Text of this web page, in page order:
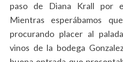
paso de Diana Krall por
Mientras esperábamos
procurando placer al
vinos de la bodega